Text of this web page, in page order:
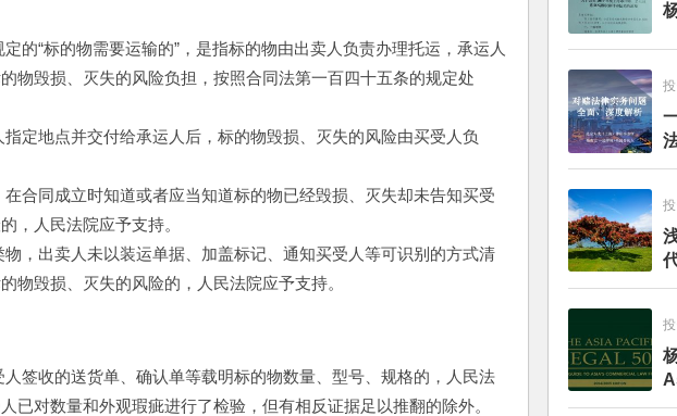
的“标的物需要运输的”，是指标的物由出卖人负责办理托运，承运人
物毁损、灭失的风险负担，按照合同法第一百四十五条的规定处
定地点并交付给承运人后，标的物毁损、灭失的风险由买受人负
合同成立时知道或者应当知道标的物已经毁损、灭失却未告知买受
，人民法院应予支持。
，出卖人未以装运单据、加盖标记、通知买受人等可识别的方式清
物毁损、灭失的风险的，人民法院应予支持。
签收的送货单、确认单等载明标的物数量、型号、规格的，人民法
已对数量和外观瑕疵进行了检验，但有相反证据足以推翻的除外。